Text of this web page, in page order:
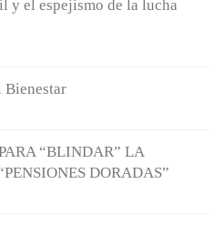
y el espejismo de la lucha
Bienestar
“BLINDAR” LA
DORADAS”